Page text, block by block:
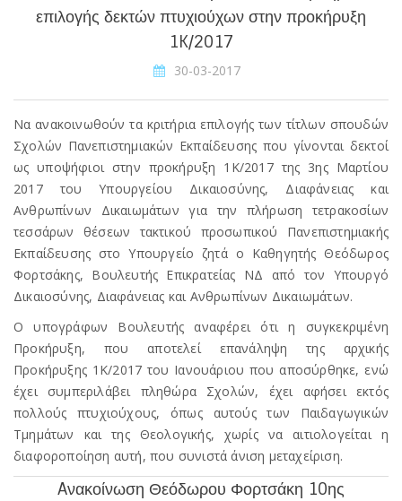
επιλογής δεκτών πτυχιούχων στην προκήρυξη
1K/2017
30-03-2017
Να ανακοινωθούν τα κριτήρια επιλογής των τίτλων σπουδών
Σχολών Πανεπιστημιακών Εκπαίδευσης που γίνονται δεκτοί
ως υποψήφιοι στην προκήρυξη 1Κ/2017 της 3ης Μαρτίου
2017 του Υπουργείου Δικαιοσύνης, Διαφάνειας και
Ανθρωπίνων Δικαιωμάτων για την πλήρωση τετρακοσίων
τεσσάρων θέσεων τακτικού προσωπικού Πανεπιστημιακής
Εκπαίδευσης στο Υπουργείο ζητά ο Καθηγητής Θεόδωρος
Φορτσάκης, Βουλευτής Επικρατείας ΝΔ από τον Υπουργό
Δικαιοσύνης, Διαφάνειας και Ανθρωπίνων Δικαιωμάτων.
Ο υπογράφων Βουλευτής αναφέρει ότι η συγκεκριμένη
Προκήρυξη, που αποτελεί επανάληψη της αρχικής
Προκήρυξης 1Κ/2017 του Ιανουάριου που αποσύρθηκε, ενώ
έχει συμπεριλάβει πληθώρα Σχολών, έχει αφήσει εκτός
πολλούς πτυχιούχους, όπως αυτούς των Παιδαγωγικών
Τμημάτων και της Θεολογικής, χωρίς να αιτιολογείται η
διαφοροποίηση αυτή, που συνιστά άνιση μεταχείριση.
Aνακοίνωση Θεόδωρου Φορτσάκη 10ης